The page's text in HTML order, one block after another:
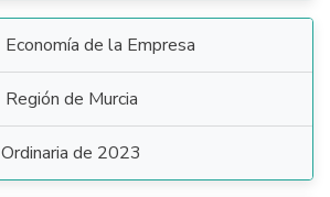
Economía de la Empresa
Región de Murcia
Ordinaria de 2023